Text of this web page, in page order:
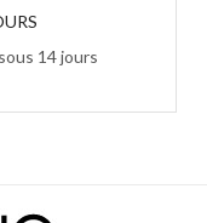
14 jours